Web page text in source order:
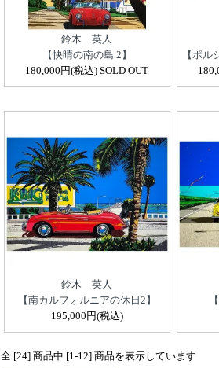
鈴木 英人
【快晴の南の島 2】
180,000円(税込) SOLD OUT
【ポ
鈴木 英人
【南カルフォルニアの休日2】
195,000円(税込)
全 [24] 商品中 [1-12] 商品を表示しています